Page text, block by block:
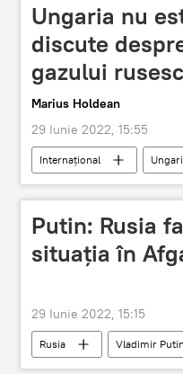
Ungaria nu
discute
gazului rusesc
Marius Holdean
29 Iunie 2022, 15:55
Internaţional
Putin: Rusia
situația în
29 Iunie 2022, 15:15
Rusia Vladimir Putin